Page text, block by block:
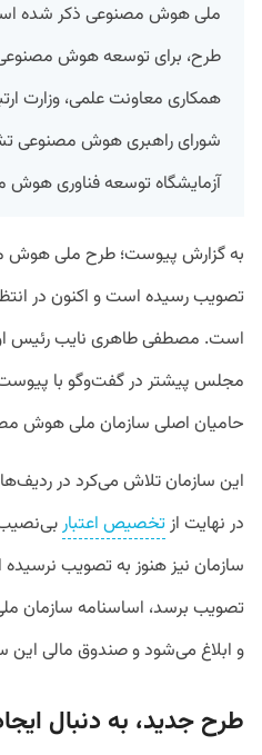
ملی هوش مصنوعی ذکر شده
طرح، برای توسعه هوش
همکاری معاونت علمی، وزارت
شورای راهبری هوش مصنوعی
آزمایشگاه توسعه فناوری هوش
به گزارش پیوست؛ طرح ملی هوش
تصویب رسیده است و اکنون در
است. مصطفی طاهری نایب رئیس
مجلس پیشتر در گفت‌وگو با پیوست
حامیان اصلی سازمان ملی هوش
این سازمان تلاش می‌کرد در
در نهایت ازتخصیص اعتبار
سازمان نیز هنوز به تصویب
تصویب برسد، اساسنامه سازمان
و ابلاغ می‌شود و صندوق مالی این
طرح جدید، به دنبال